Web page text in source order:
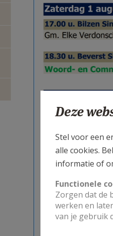
Deze
Stel voor een
alle cookies.
informatie of
Functionele
Zorgen dat de
werken en
van je gebruik